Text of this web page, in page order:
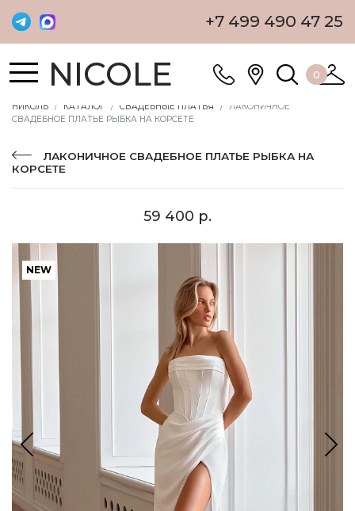
+7 499 490 47 25
NICOLE 0
НИКОЛЬ КАТАЛОГ СВАДЕБНЫЕ ПЛАТЬЯ
ЛАКОНИЧНОЕ
СВАДЕБНОЕ ПЛАТЬЕ РЫБКА НА КОРСЕТЕ
ЛАКОНИЧНОЕ СВАДЕБНОЕ ПЛАТЬЕ РЫБКА НА
КОРСЕТЕ
59 400 р.
NEW